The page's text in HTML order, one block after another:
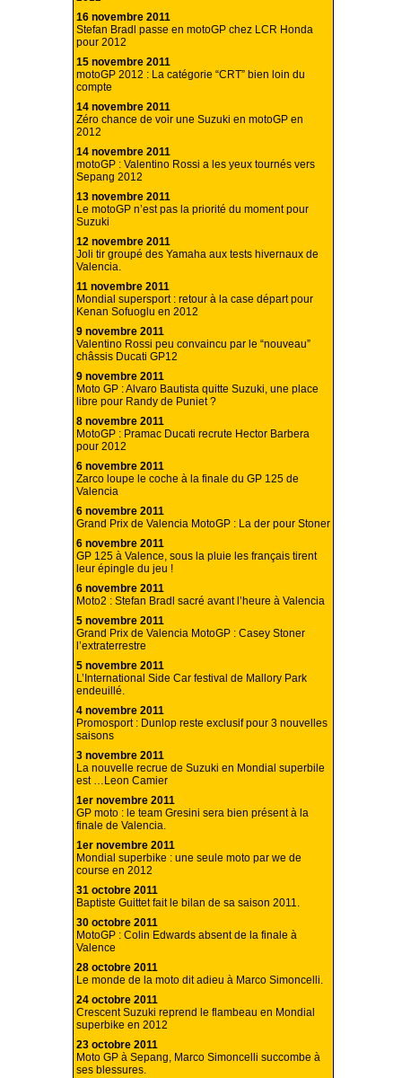
16 novembre 2011
Stefan Bradl passe en motoGP chez LCR Honda
pour 2012
15 novembre 2011
motoGP 2012 : La catégorie “CRT” bien loin du
compte
14 novembre 2011
Zéro chance de voir une Suzuki en motoGP en
2012
14 novembre 2011
motoGP : Valentino Rossi a les yeux tournés vers
Sepang 2012
13 novembre 2011
Le motoGP n’est pas la priorité du moment pour
Suzuki
12 novembre 2011
Joli tir groupé des Yamaha aux tests hivernaux de
Valencia.
11 novembre 2011
Mondial supersport : retour à la case départ pour
Kenan Sofuoglu en 2012
9 novembre 2011
Valentino Rossi peu convaincu par le “nouveau”
châssis Ducati GP12
9 novembre 2011
Moto GP : Alvaro Bautista quitte Suzuki, une place
libre pour Randy de Puniet ?
8 novembre 2011
MotoGP : Pramac Ducati recrute Hector Barbera
pour 2012
6 novembre 2011
Zarco loupe le coche à la finale du GP 125 de
Valencia
6 novembre 2011
Grand Prix de Valencia MotoGP : La der pour Stoner
6 novembre 2011
GP 125 à Valence, sous la pluie les français tirent
leur épingle du jeu !
6 novembre 2011
Moto2 : Stefan Bradl sacré avant l’heure à Valencia
5 novembre 2011
Grand Prix de Valencia MotoGP : Casey Stoner
l’extraterrestre
5 novembre 2011
L’International Side Car festival de Mallory Park
endeuillé.
4 novembre 2011
Promosport : Dunlop reste exclusif pour 3 nouvelles
saisons
3 novembre 2011
La nouvelle recrue de Suzuki en Mondial superbile
est …Leon Camier
1er novembre 2011
GP moto : le team Gresini sera bien présent à la
finale de Valencia.
1er novembre 2011
Mondial superbike : une seule moto par we de
course en 2012
31 octobre 2011
Baptiste Guittet fait le bilan de sa saison 2011.
30 octobre 2011
MotoGP : Colin Edwards absent de la finale à
Valence
28 octobre 2011
Le monde de la moto dit adieu à Marco Simoncelli.
24 octobre 2011
Crescent Suzuki reprend le flambeau en Mondial
superbike en 2012
23 octobre 2011
Moto GP à Sepang, Marco Simoncelli succombe à
ses blessures.